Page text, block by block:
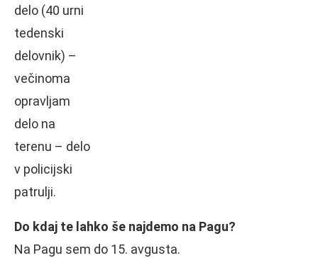
delo (40 urni
tedenski
delovnik) –
večinoma
opravljam
delo na
terenu – delo
v policijski
patrulji.
Do kdaj te lahko še najdemo na Pagu?
Na Pagu sem do 15. avgusta.